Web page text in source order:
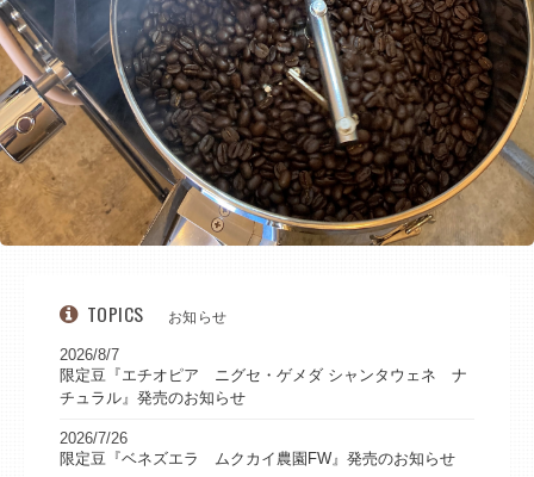
TOPICS お知らせ
2026/8/7
限定豆『エチオピア ニグセ・ゲメダ シャンタウェネ ナ
チュラル』発売のお知らせ
2026/7/26
限定豆『ベネズエラ ムクカイ農園FW』発売のお知らせ